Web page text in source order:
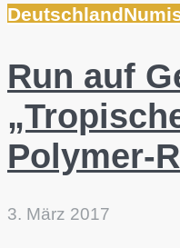
Deutschland
Run auf
Polymer-
3. März 2017